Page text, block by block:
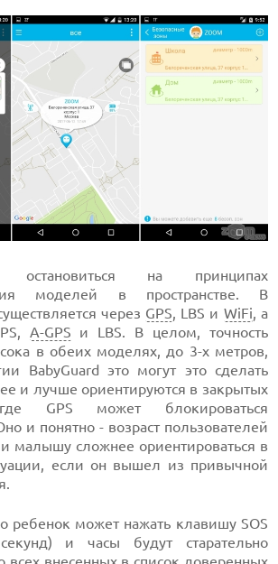
на принципах
моделей в пространстве. В
через GPS, LBS и WiFi, а
A-GPS и LBS. В целом, точность
в обеих моделях, до 3-х метров,
BabyGuard это могут это сделать
и лучше ориентируются в закрытых
GPS может блокироваться
и понятно - возраст пользователей
малышу сложнее ориентироваться в
если он вышел из привычной
ребенок может нажать клавишу SOS
и часы будут старательно